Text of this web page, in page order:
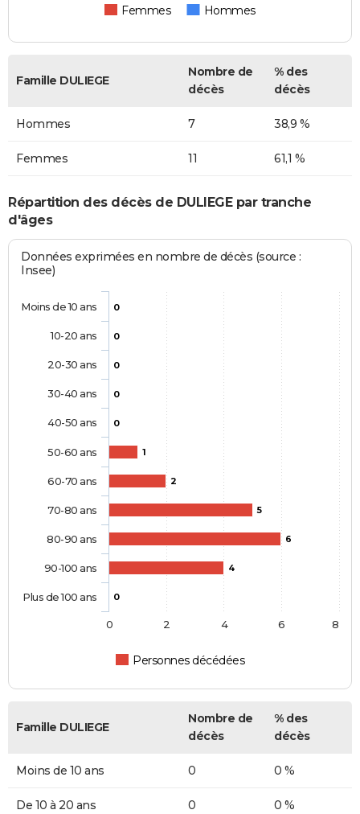
Femmes Hommes
Famille DULIEGE
Nombre de
décès
% des
décès
Hommes 7 38,9 %
Femmes 11 61,1 %
Répartition des décès de DULIEGE par tranche
d'âges
Données exprimées en nombre de décès (source :
Insee)
0
0
0
0
0
1
2
5
6
4
0
Personnes décédées
Moins de 10 ans
10-20 ans
20-30 ans
30-40 ans
40-50 ans
50-60 ans
60-70 ans
70-80 ans
80-90 ans
90-100 ans
Plus de 100 ans
0 2 4 6 8
Famille DULIEGE
Nombre de
décès
% des
décès
Moins de 10 ans 0 0 %
De 10 à 20 ans 0 0 %